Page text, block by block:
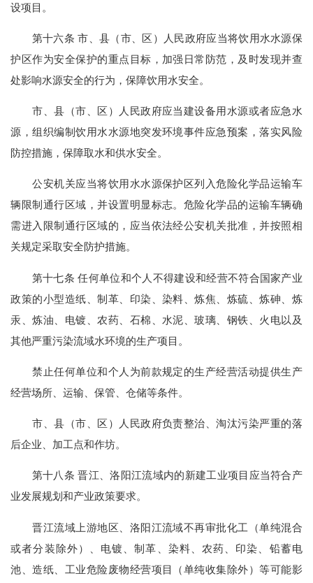
设项目。
第十六条 市、县（市、区）人民政府应当将饮用水水源保
护区作为安全保护的重点目标，加强日常防范，及时发现并查
处影响水源安全的行为，保障饮用水安全。
市、县（市、区）人民政府应当建设备用水源或者应急水
源，组织编制饮用水水源地突发环境事件应急预案，落实风险
防控措施，保障取水和供水安全。
公安机关应当将饮用水水源保护区列入危险化学品运输车
辆限制通行区域，并设置明显标志。危险化学品的运输车辆确
需进入限制通行区域的，应当依法经公安机关批准，并按照相
关规定采取安全防护措施。
第十七条 任何单位和个人不得建设和经营不符合国家产业
政策的小型造纸、制革、印染、染料、炼焦、炼硫、炼砷、炼
汞、炼油、电镀、农药、石棉、水泥、玻璃、钢铁、火电以及
其他严重污染流域水环境的生产项目。
禁止任何单位和个人为前款规定的生产经营活动提供生产
经营场所、运输、保管、仓储等条件。
市、县（市、区）人民政府负责整治、淘汰污染严重的落
后企业、加工点和作坊。
第十八条 晋江、洛阳江流域内的新建工业项目应当符合产
业发展规划和产业政策要求。
晋江流域上游地区、洛阳江流域不再审批化工（单纯混合
或者分装除外）、电镀、制革、染料、农药、印染、铅蓄电
池、造纸、工业危险废物经营项目（单纯收集除外）等可能影